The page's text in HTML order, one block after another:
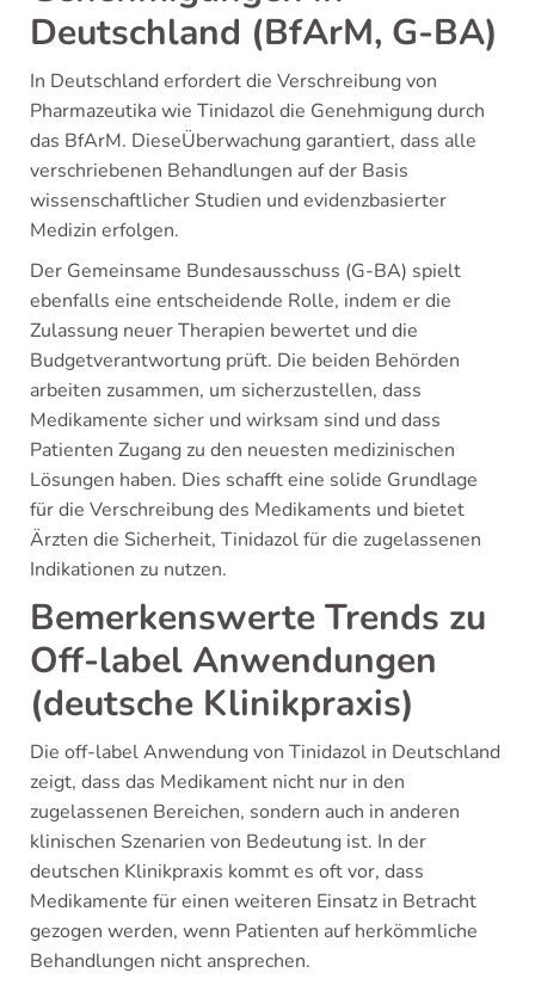
Deutschland (BfArM, G-BA)
In Deutschland erfordert die Verschreibung von
Pharmazeutika wie Tinidazol die Genehmigung durch
das BfArM. DieseÜberwachung garantiert, dass alle
verschriebenen Behandlungen auf der Basis
wissenschaftlicher Studien und evidenzbasierter
Medizin erfolgen.
Der Gemeinsame Bundesausschuss (G-BA) spielt
ebenfalls eine entscheidende Rolle, indem er die
Zulassung neuer Therapien bewertet und die
Budgetverantwortung prüft. Die beiden Behörden
arbeiten zusammen, um sicherzustellen, dass
Medikamente sicher und wirksam sind und dass
Patienten Zugang zu den neuesten medizinischen
Lösungen haben. Dies schafft eine solide Grundlage
für die Verschreibung des Medikaments und bietet
Ärzten die Sicherheit, Tinidazol für die zugelassenen
Indikationen zu nutzen.
Bemerkenswerte Trends zu
Off-label Anwendungen
(deutsche Klinikpraxis)
Die off-label Anwendung von Tinidazol in Deutschland
zeigt, dass das Medikament nicht nur in den
zugelassenen Bereichen, sondern auch in anderen
klinischen Szenarien von Bedeutung ist. In der
deutschen Klinikpraxis kommt es oft vor, dass
Medikamente für einen weiteren Einsatz in Betracht
gezogen werden, wenn Patienten auf herkömmliche
Behandlungen nicht ansprechen.